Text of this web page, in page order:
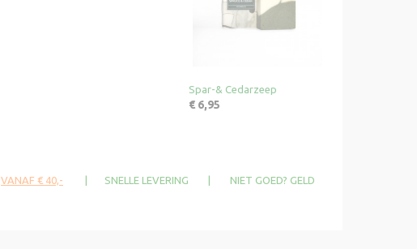
Spar-& Cedarzeep
€ 6,95
VANAF € 40,-
| SNELLE LEVERING | NIET GOED? GELD